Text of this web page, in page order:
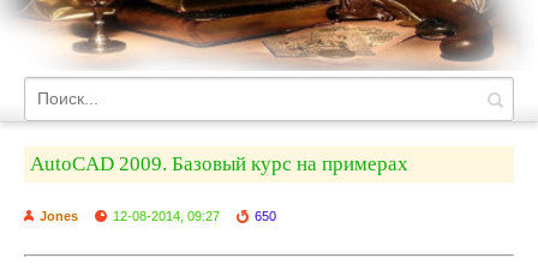
AutoCAD 2009. Базовый курс на примерах
Jones 12-08-2014, 09:27 650